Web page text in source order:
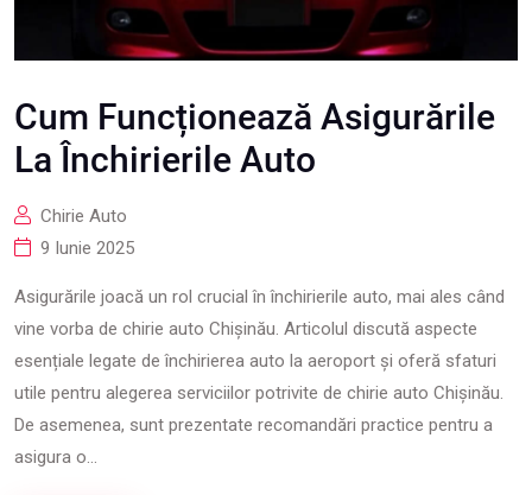
Cum Funcționează Asigurările
La Închirierile Auto
Chirie Auto
9 Iunie 2025
Asigurările joacă un rol crucial în închirierile auto, mai ales când
vine vorba de chirie auto Chișinău. Articolul discută aspecte
esențiale legate de închirierea auto la aeroport și oferă sfaturi
utile pentru alegerea serviciilor potrivite de chirie auto Chișinău.
De asemenea, sunt prezentate recomandări practice pentru a
asigura o...